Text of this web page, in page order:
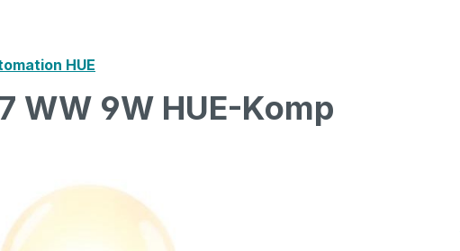
HUE
WW 9W HUE-Komp